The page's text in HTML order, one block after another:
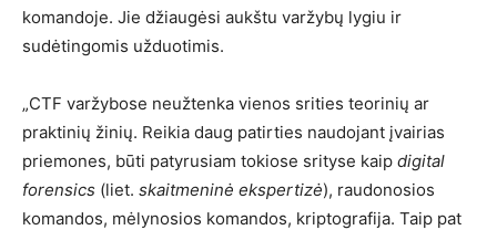
komandoje. Jie džiaugėsi aukštu varžybų lygiu ir
sudėtingomis užduotimis.
„CTF varžybose neužtenka vienos srities teorinių ar
praktinių žinių. Reikia daug patirties naudojant įvairias
priemones, būti patyrusiam tokiose srityse kaip digital
forensics (liet. skaitmeninė ekspertizė), raudonosios
komandos, mėlynosios komandos, kriptografija. Taip pat